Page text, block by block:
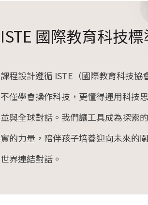
ISTE 國際教育科技
課程設計遵循 ISTE（國際教育科技協
不僅學會操作科技，更懂得運用科技
並與全球對話。我們讓工具成為探索
實的力量，陪伴孩子培養迎向未來的
世界連結對話。